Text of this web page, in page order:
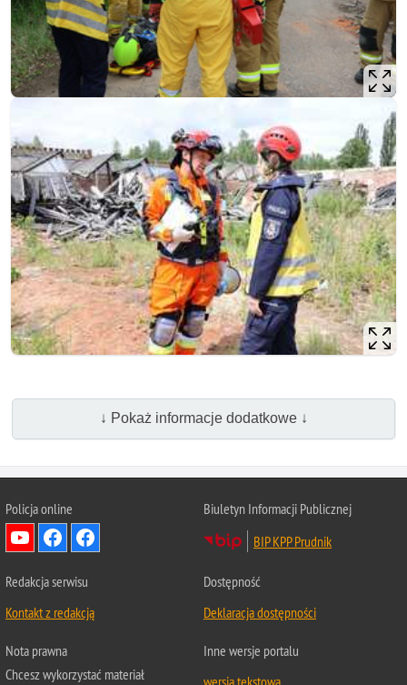
↓ Pokaż informacje dodatkowe ↓
Policja online
Biuletyn Informacji Publicznej
BIP KPP Prudnik
Redakcja serwisu
Kontakt z redakcją
Dostępność
Deklaracja dostępności
Nota prawna
Chcesz wykorzystać materiał
Inne wersje portalu
wersja tekstowa